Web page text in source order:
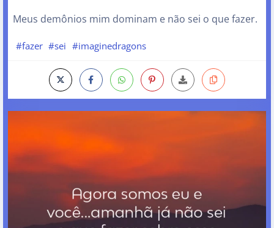
Meus demônios mim dominam e não sei o que fazer.
#fazer #sei #imaginedragons